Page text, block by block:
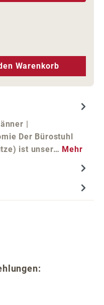
den
Warenkorb
|
Der Bürostuhl
ist unser… Mehr